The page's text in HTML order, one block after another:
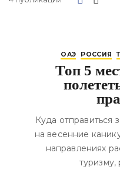
ОАЭ РОССИЯ
Топ 5
Куда отправиться
на весенние
направлениях
туризму,